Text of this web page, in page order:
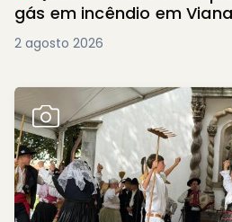
gás em incêndio em
2 agosto 2026